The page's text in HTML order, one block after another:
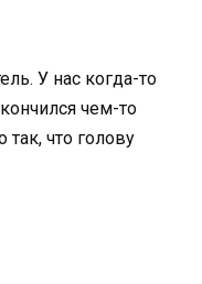
У нас когда-то
чем-то
что голову